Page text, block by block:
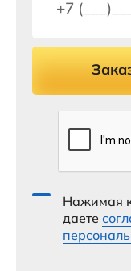
Нажимая
даете